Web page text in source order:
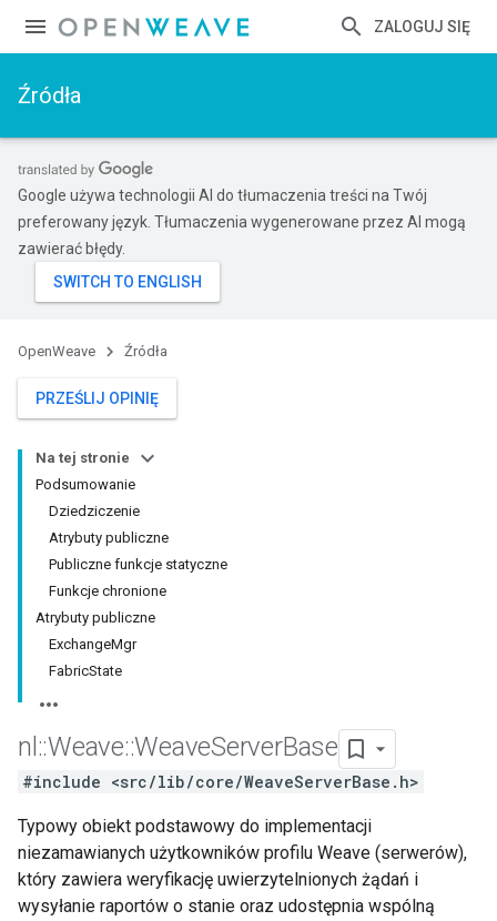
ZALOGUJ SIĘ
Źródła
Google używa technologii AI do tłumaczenia treści na Twój
preferowany język. Tłumaczenia wygenerowane przez AI mogą
zawierać błędy.
OpenWeave Źródła
PRZEŚLIJ OPINIĘ
Na tej stronie
Podsumowanie
Dziedziczenie
Atrybuty publiczne
Publiczne funkcje statyczne
Funkcje chronione
Atrybuty publiczne
ExchangeMgr
FabricState
nl ::Weave::WeaveServerBase
#include <src/lib/core/WeaveServerBase.h>
Typowy obiekt podstawowy do implementacji
niezamawianych użytkowników profilu Weave (serwerów),
który zawiera weryfikację uwierzytelnionych żądań i
wysyłanie raportów o stanie oraz udostępnia wspólną